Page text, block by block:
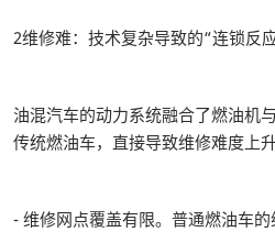
2维修难：技术复杂导致的“连锁反
油混汽车的动力系统融合了燃油机
传统燃油车，直接导致维修难度上升
- 维修网点覆盖有限。普通燃油车